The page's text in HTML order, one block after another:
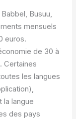
Busuu,
mensuels
euros.
de 30 à
Certaines
les langues
la langue
des pays